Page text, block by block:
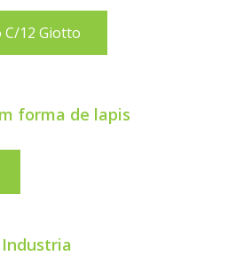
12 Giotto
forma de lapis